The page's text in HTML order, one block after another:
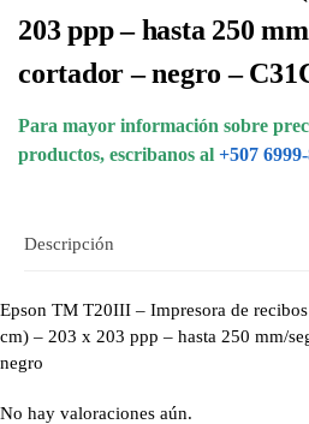
203 ppp – hasta 250
cortador – negro –
Para mayor información sobre
productos, escribanos al +507
Descripción
Epson TM T20III – Impresora de
cm) – 203 x 203 ppp – hasta 250 mm/
negro
No hay valoraciones aún.